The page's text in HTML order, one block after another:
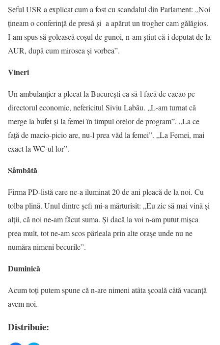
Șeful USR a explicat cum a fost cu scandalul din Parlament: „Noi
țineam o conferință de presă și a apărut un trogher cam gălăgios.
I-am spus să golească coșul de gunoi, n-am știut că-i deputat de la
AUR, după cum mirosea și vorbea”.
Vineri
Un ambulanțier a plecat la București ca să-l facă de cacao pe
directorul economic, nefericitul Siviu Labău. „L-am turnat că
merge la bufet și la femei în timpul orelor de program”. „La ce
față de macio-picio are, nu-l prea văd la femei”. „La Femei, mai
exact la WC-ul lor”.
Sâmbătă
Firma PD-listă care ne-a iluminat 20 de ani pleacă de la noi. Cu
tolba plină. Unul dintre șefi mi-a mărturisit: „Eu zic să mai vină și
alții, că noi ne-am făcut suma. Și dacă la voi n-am putut mișca
prea mult, tot ne-am scos pârleala prin alte orașe unde nu ne
număra nimeni becurile”.
Duminică
Acum toți putem spune că n-are nimeni atâta școală câtă vacanță
avem noi.
Distribuie: